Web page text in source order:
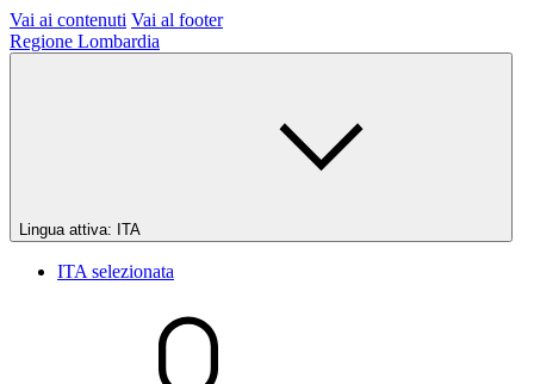
Vai ai contenuti Vai al footer
Regione Lombardia
Lingua attiva: ITA
ITA selezionata